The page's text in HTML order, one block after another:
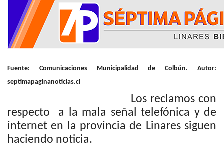
Fuente: Comunicaciones Municipalidad de Colbún. Autor:
septimapaginanoticias.cl
Los reclamos con
respecto a la mala señal telefónica y de
internet en la provincia de Linares siguen
haciendo noticia.